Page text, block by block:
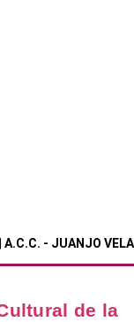
A.C.C. - JUANJO VELA
de la